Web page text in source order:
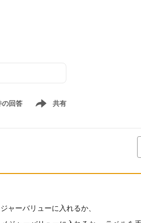
回答 共有
Show menu
ャーバリューに入れるか、